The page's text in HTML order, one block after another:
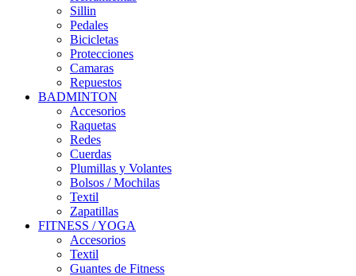
Sillin
Pedales
Bicicletas
Protecciones
Camaras
Repuestos
BADMINTON
Accesorios
Raquetas
Redes
Cuerdas
Plumillas y Volantes
Bolsos / Mochilas
Textil
Zapatillas
FITNESS / YOGA
Accesorios
Textil
Guantes de Fitness